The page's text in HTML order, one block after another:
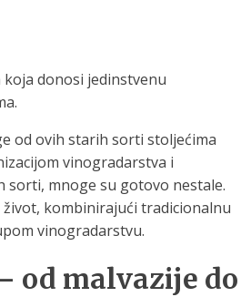
donosi jedinstvenu
od ovih starih sorti stoljećima
vinogradarstva i
sorti, mnoge su gotovo nestale.
kombinirajući tradicionalnu
vinogradarstvu.
od malvazije do